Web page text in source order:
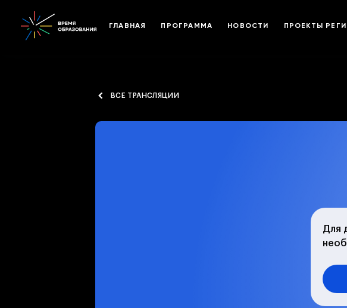
ГЛАВНАЯ ПРОГРАММА НОВОСТИ ПРОЕКТЫ
ВСЕ ТРАНСЛЯЦИИ
Для